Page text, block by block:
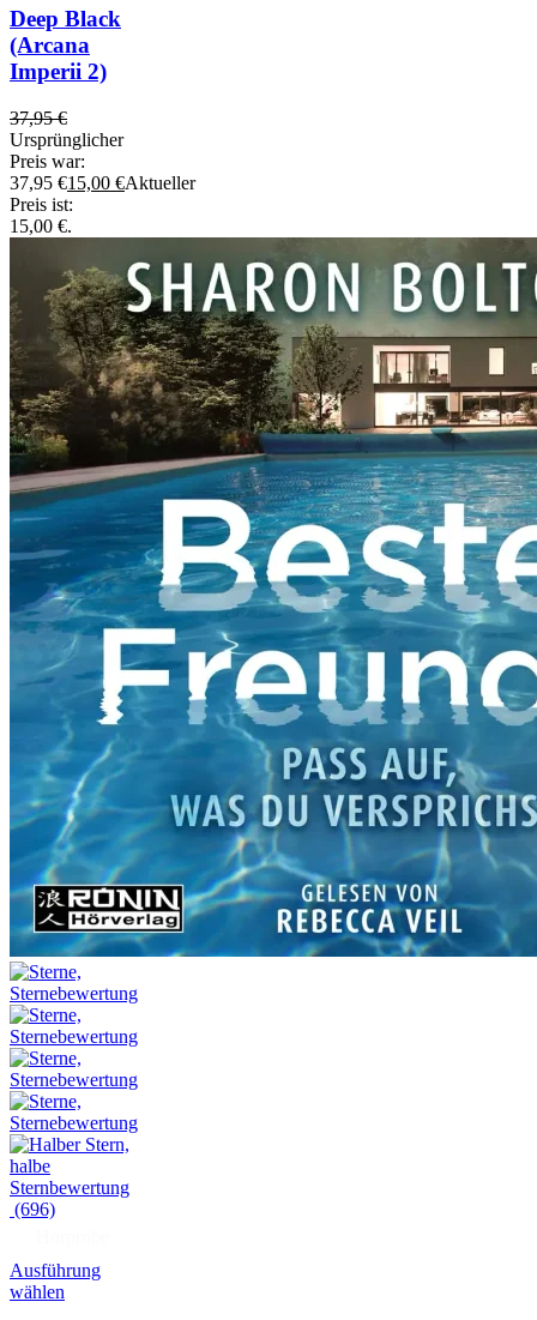
Deep Black
(Arcana
Imperii 2)
37,95€
Ursprünglicher
Preis war:
37,95 €15,00 €Aktueller
Preis ist:
15,00 €.
(696)
Ausführung
wählen